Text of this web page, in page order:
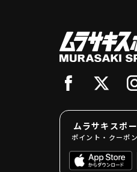
ムラサキスポ
ポイント・クーポ